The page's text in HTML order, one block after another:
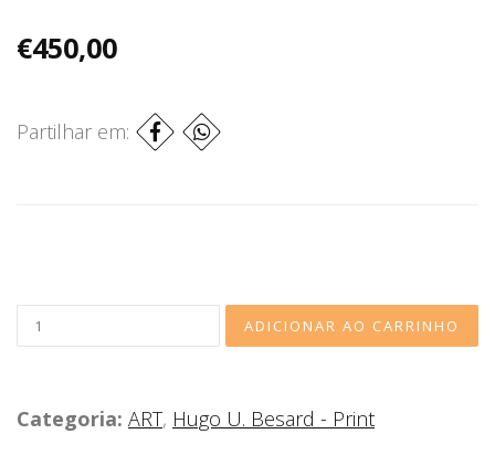
€450,00
Partilhar em:
Categoria: ART, Hugo U. Besard - Print